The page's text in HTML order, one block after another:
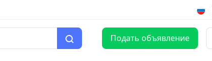
Подать объявление